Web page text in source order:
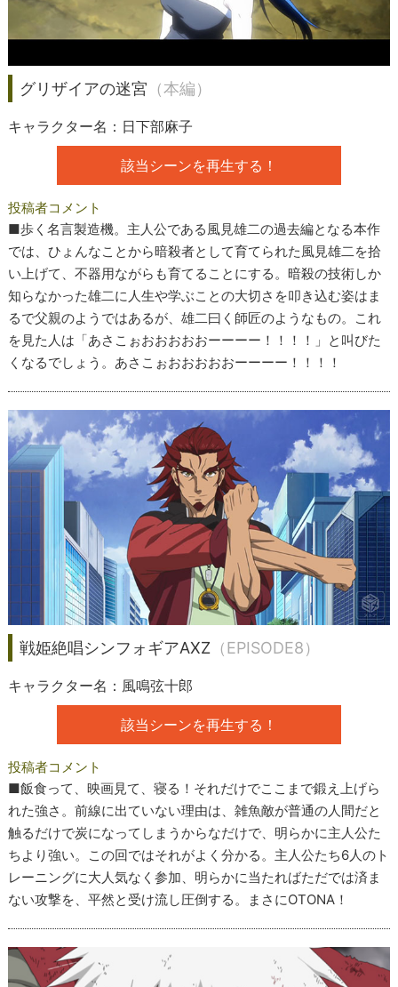
グリザイアの迷宮 （本編）
キャラクター名：日下部麻子
該当シーンを再生する！
投稿者コメント
■歩く名言製造機。主人公である風見雄二の過去編となる本作
では、ひょんなことから暗殺者として育てられた風見雄二を拾
い上げて、不器用ながらも育てることにする。暗殺の技術しか
知らなかった雄二に人生や学ぶことの大切さを叩き込む姿はま
るで父親のようではあるが、雄二曰く師匠のようなもの。これ
を見た人は「あさこぉおおおおおーーーー！！！！」と叫びた
くなるでしょう。あさこぉおおおおおーーーー！！！！
戦姫絶唱シンフォギアAXZ （EPISODE8）
キャラクター名：風鳴弦十郎
該当シーンを再生する！
投稿者コメント
■飯食って、映画見て、寝る！それだけでここまで鍛え上げら
れた強さ。前線に出ていない理由は、雑魚敵が普通の人間だと
触るだけで炭になってしまうからなだけで、明らかに主人公た
ちより強い。この回ではそれがよく分かる。主人公たち6人のト
レーニングに大人気なく参加、明らかに当たればただでは済ま
ない攻撃を、平然と受け流し圧倒する。まさにOTONA！